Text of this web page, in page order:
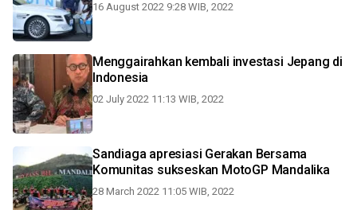
16 August 2022 9:28 WIB, 2022
Menggairahkan kembali investasi Jepang di
Indonesia
02 July 2022 11:13 WIB, 2022
Sandiaga apresiasi Gerakan Bersama
Komunitas sukseskan MotoGP Mandalika
28 March 2022 11:05 WIB, 2022